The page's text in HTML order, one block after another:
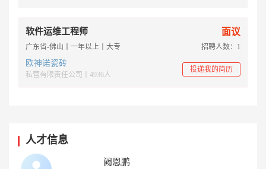
软件运维工程师 面议
广东省-佛山丨一年以上丨大专 招聘人数：1
欧神诺瓷砖
私营有限责任公司丨4936人
投递我的简历
人才信息
阙恩鹏